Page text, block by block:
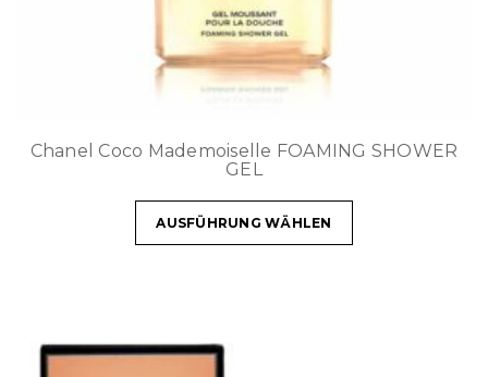
Chanel Coco Mademoiselle FOAMING SHOWER
GEL
AUSFÜHRUNG WÄHLEN